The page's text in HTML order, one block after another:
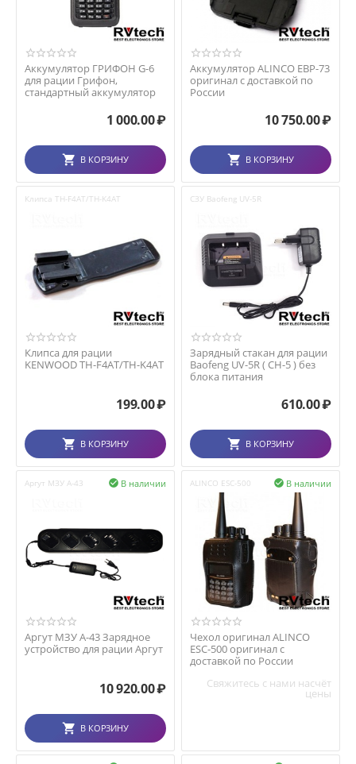
Аккумулятор ГРИФОН G-6
для рации Грифон,
стандартный аккумулятор
1 000.00₽
В КОРЗИНУ
Аккумулятор ALINCO EBP-73
оригинал с доставкой по
России
10 750.00₽
В КОРЗИНУ
Клипса TH-F4AT/TH-K4AT
Клипса для рации
KENWOOD TH-F4AT/TH-K4AT
199.00₽
В КОРЗИНУ
СЗУ Baofeng UV-5R
Зарядный стакан для рации
Baofeng UV-5R ( CH-5 ) без
блока питания
610.00₽
В КОРЗИНУ
Аргут МЗУ А-43 В наличии

Аргут МЗУ А-43 Зарядное
устройство для рации Аргут
10 920.00₽
В КОРЗИНУ
ALINCO ESC-500 В наличии

Чехол оригинал ALINCO
ESC-500 оригинал с
доставкой по России
Свяжитесь с нами насчёт
цены